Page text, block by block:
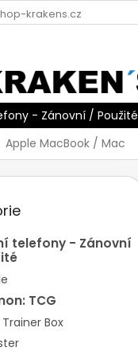
krakens.cz
- Zánovní / Použité
Apple MacBook / Mac
telefony - Zánovní
TCG
Box